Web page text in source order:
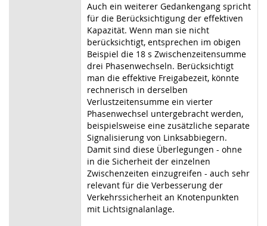
Auch ein weiterer Gedankengang spricht
für die Berücksichtigung der effektiven
Kapazität. Wenn man sie nicht
berücksichtigt, entsprechen im obigen
Beispiel die 18 s Zwischenzeitensumme
drei Phasenwechseln. Berücksichtigt
man die effektive Freigabezeit, könnte
rechnerisch in derselben
Verlustzeitensumme ein vierter
Phasenwechsel untergebracht werden,
beispielsweise eine zusätzliche separate
Signalisierung von Linksabbiegern.
Damit sind diese Überlegungen - ohne
in die Sicherheit der einzelnen
Zwischenzeiten einzugreifen - auch sehr
relevant für die Verbesserung der
Verkehrssicherheit an Knotenpunkten
mit Lichtsignalanlage.